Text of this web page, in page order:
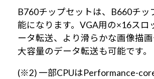
B760チップセットは、B660チ
能になります。VGA用の×16スロ
ータ転送、より滑らかな画像描
大容量のデータ転送も可能です。
(※2) 一部CPUはPerformance-